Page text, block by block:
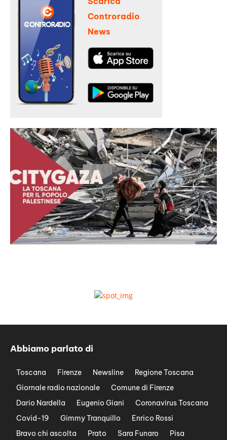
Controradio
News
Abbiamo parlato di
Toscana Firenze Newsline
Regione Toscana
Giornale radio nazionale
Comune di Firenze
Dario Nardella
Eugenio Giani
Coronavirus Toscana
Covid-19
Gimmy Tranquillo
Enrico Rossi
Bravo chi ascolta
Prato Sara Funaro
Pisa